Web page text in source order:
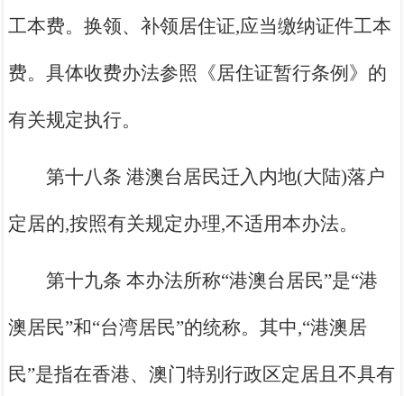
工本费。换领、补领居住证,应当缴纳证件工本
费。具体收费办法参照《居住证暂行条例》的
有关规定执行。
第十八条 港澳台居民迁入内地(大陆)落户
定居的,按照有关规定办理,不适用本办法。
第十九条 本办法所称“港澳台居民”是“港
澳居民”和“台湾居民”的统称。其中,“港澳居
民”是指在香港、澳门特别行政区定居且不具有